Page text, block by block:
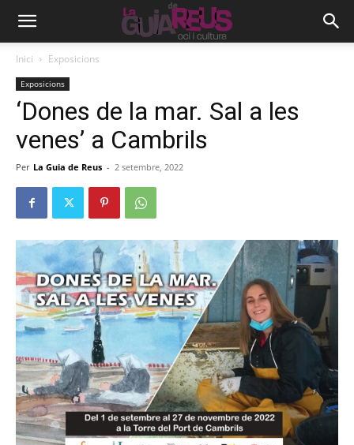
Inici Exposicions
Exposicions
‘Dones de la mar. Sal a les
venes’ a Cambrils
Per La Guia de Reus - 2 setembre, 2022